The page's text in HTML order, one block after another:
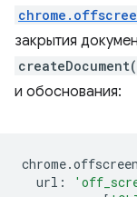
закрытия
и обоснования:
chrome.offscreen
url :